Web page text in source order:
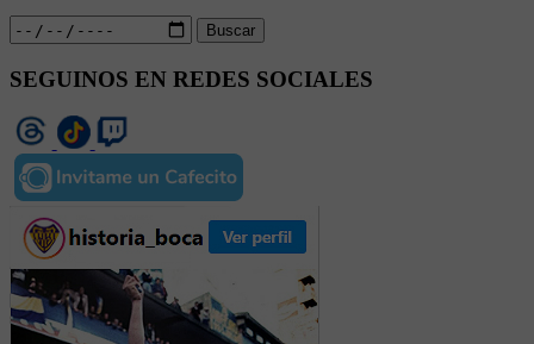
Buscar
SEGUINOS EN REDES SOCIALES